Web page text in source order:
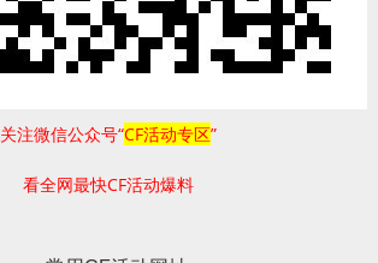
关注微信公众号“CF活动专区”
看全网最快CF活动爆料